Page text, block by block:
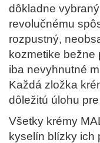
dôkladne
revolučnému
rozpustný,
kozmetike bežne
iba nevyhnutné
Každá zložka
dôležitú úlohu
Všetky krémy
kyselín blízky ich